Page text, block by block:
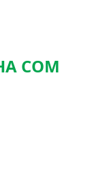
COM